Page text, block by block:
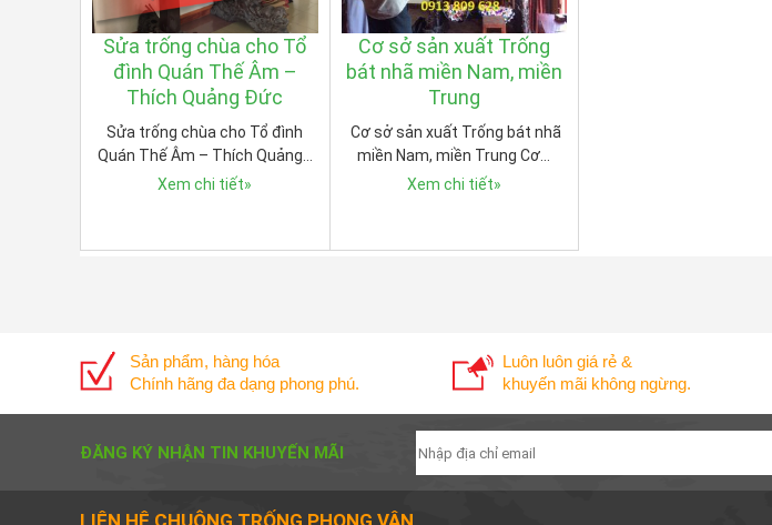
Sửa trống chùa cho Tổ
đình Quán Thế Âm –
Thích Quảng Đức
Sửa trống chùa cho Tổ đình
Quán Thế Âm – Thích Quảng…
Xem chi tiết»
Cơ sở sản xuất Trống
bát nhã miền Nam, miền
Trung
Cơ sở sản xuất Trống bát nhã
miền Nam, miền Trung Cơ…
Xem chi tiết»
Sản phẩm, hàng hóa
Chính hãng đa dạng phong phú.
Luôn luôn giá rẻ &
khuyến mãi không ngừng.
ĐĂNG KÝ NHẬN TIN KHUYẾN MÃI
LIÊN HỆ CHUÔNG TRỐNG PHONG VÂN